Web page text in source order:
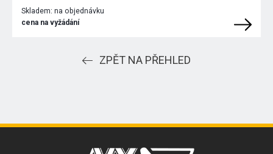
Skladem: na objednávku
cena na vyžádání
ZPĚT NA PŘEHLED